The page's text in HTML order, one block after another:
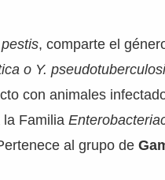
, comparte el
o Y.
con animales
la Familia
al grupo de